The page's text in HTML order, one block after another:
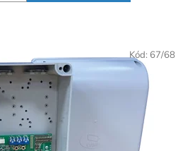
Kód: 67/68